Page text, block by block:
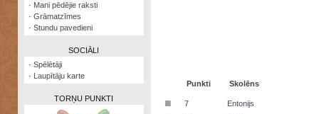
Arhīvs· Mani pēdējie raksti
· Grāmatzīmes
· Stundu pavedieni
SOCIĀLI
· Spēlētāji
· Laupītāju karte
TORŅU PUNKTI
Punkti Skolēns
■ 7 Entonijs